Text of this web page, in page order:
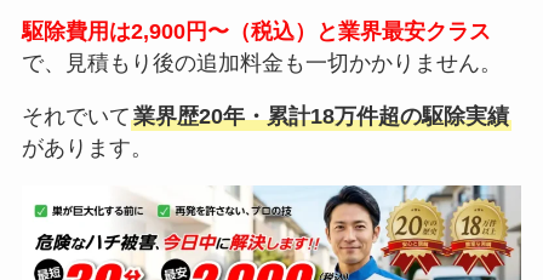
駆除費用は2,900円〜（税込）と業界最安クラス
で、見積もり後の追加料金も一切かかりません。
それでいて業界歴20年・累計18万件超の駆除実績
があります。